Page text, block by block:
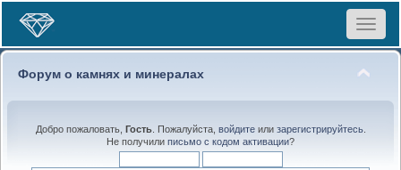
Toggle
Форум о камнях и минералах
Добро пожаловать, Гость. Пожалуйста, войдитеили зарегистрируйтесь.
Не получили письмо с кодом активации?